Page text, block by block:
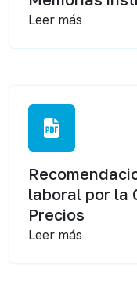
Leer más
laboral por la
Precios
Leer más